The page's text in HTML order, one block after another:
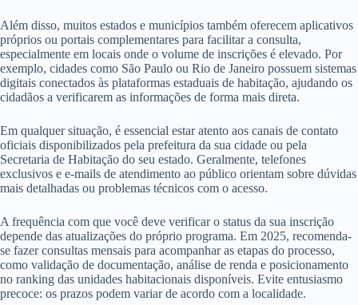
Além disso, muitos estados e municípios também oferecem aplicativos
próprios ou portais complementares para facilitar a consulta,
especialmente em locais onde o volume de inscrições é elevado. Por
exemplo, cidades como São Paulo ou Rio de Janeiro possuem sistemas
digitais conectados às plataformas estaduais de habitação, ajudando os
cidadãos a verificarem as informações de forma mais direta.
Em qualquer situação, é essencial estar atento aos canais de contato
oficiais disponibilizados pela prefeitura da sua cidade ou pela
Secretaria de Habitação do seu estado. Geralmente, telefones
exclusivos e e-mails de atendimento ao público orientam sobre dúvidas
mais detalhadas ou problemas técnicos com o acesso.
A frequência com que você deve verificar o status da sua inscrição
depende das atualizações do próprio programa. Em 2025, recomenda-
se fazer consultas mensais para acompanhar as etapas do processo,
como validação de documentação, análise de renda e posicionamento
no ranking das unidades habitacionais disponíveis. Evite entusiasmo
precoce: os prazos podem variar de acordo com a localidade.